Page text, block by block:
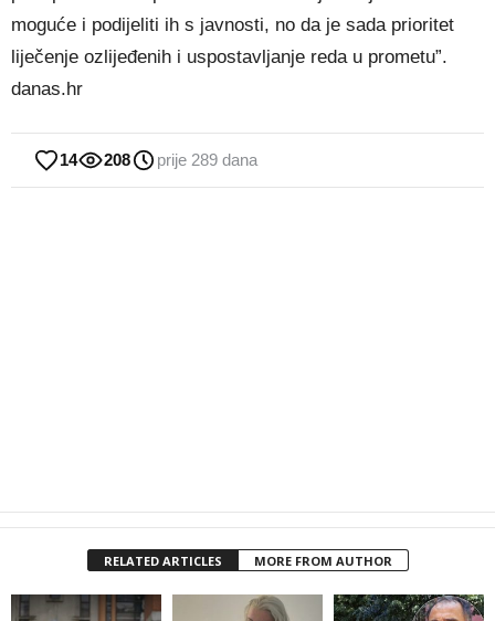
moguće i podijeliti ih s javnosti, no da je sada prioritet
liječenje ozlijeđenih i uspostavljanje reda u prometu”.
danas.hr
14 208 prije 289 dana
RELATED ARTICLES MORE FROM AUTHOR